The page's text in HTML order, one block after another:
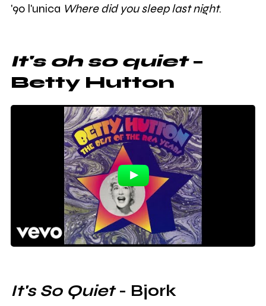
'90 l'unica Where did you sleep last night.
It's oh so quiet–
Betty Hutton
It's So Quiet- Bjork